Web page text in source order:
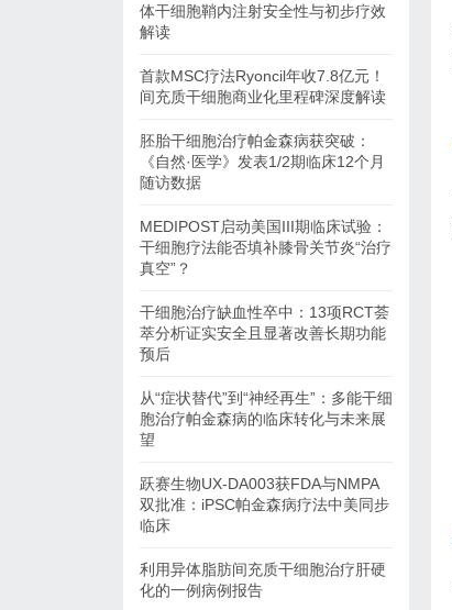
体干细胞鞘内注射安全性与初步疗效
解读
首款MSC疗法Ryoncil年收7.8亿元！
间充质干细胞商业化里程碑深度解读
胚胎干细胞治疗帕金森病获突破：
《自然·医学》发表1/2期临床12个月
随访数据
MEDIPOST启动美国III期临床试验：
干细胞疗法能否填补膝骨关节炎“治疗
真空”？
干细胞治疗缺血性卒中：13项RCT荟
萃分析证实安全且显著改善长期功能
预后
从“症状替代”到“神经再生”：多能干细
胞治疗帕金森病的临床转化与未来展
望
跃赛生物UX-DA003获FDA与NMPA
双批准：iPSC帕金森病疗法中美同步
临床
利用异体脂肪间充质干细胞治疗肝硬
化的一例病例报告